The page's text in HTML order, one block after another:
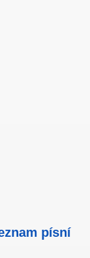
písní